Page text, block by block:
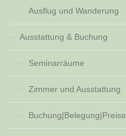
Ausflug und Wanderung
Ausstattung & Buchung
Seminarräume
Zimmer und Ausstattung
Buchung|Belegung|Preise